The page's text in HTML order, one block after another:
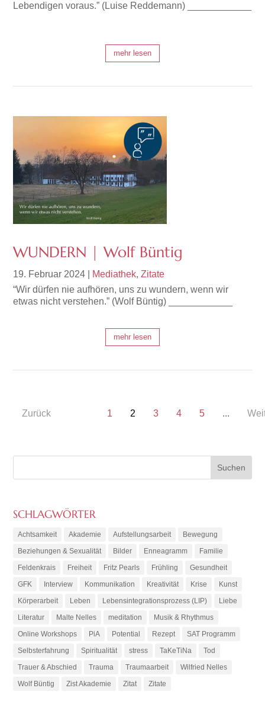
Lebendigen voraus.” (Luise Reddemann) ____________
mehr lesen
WUNDERN | Wolf Büntig
19. Februar 2024 Mediathek,Zitate
“Wir dürfen nie aufhören, uns zu wundern, wenn wir
etwas nicht verstehen.” (Wolf Büntig) ____________
mehr lesen
Zurück 1 2 3 4 5 ...
SCHLAGWÖRTER
Achtsamkeit Akademie Aufstellungsarbeit
Bewegung
Beziehungen & Sexualität
Bilder Enneagramm
Familie
Feldenkrais
Freiheit Fritz Pearls Frühling
Gesundheit
GFK
Interview Kommunikation Kreativität Krise
Kunst
Körperarbeit
Leben Lebensintegrationsprozess (LIP)
Liebe
Literatur
Malte Nelles meditation
Musik & Rhythmus
Online Workshops
PiA Potential Rezept
SAT Programm
Selbsterfahrung
Spiritualität stress TaKeTiNa
Tod
Trauer & Abschied
Trauma Traumaarbeit
Wilfried Nelles
Wolf Büntig
Zist Akademie Zitat Zitate